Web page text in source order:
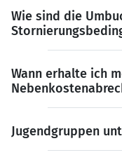
Wie sind die
Wann erhalte ich
Jugendgruppen